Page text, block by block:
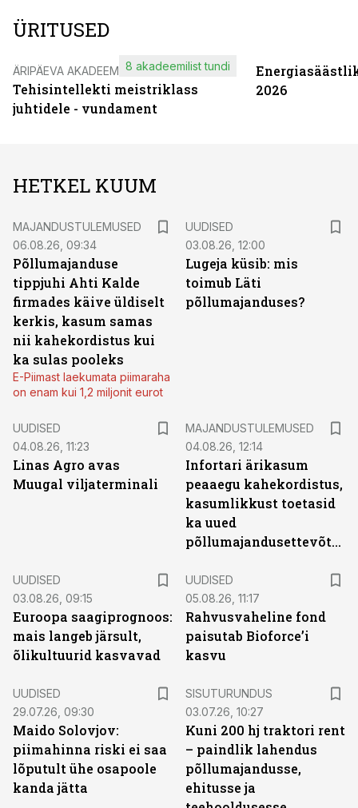
ÜRITUSED
ÄRIPÄEVA AKADEEMIA
Tehisintellekti meistriklass
juhtidele - vundament
8 akadeemilist tundi
2026
HETKEL KUUM
MAJANDUSTULEMUSED
06.08.26, 09:34
Põllumajanduse
tippjuhi Ahti Kalde
firmades käive üldiselt
kerkis, kasum samas
nii kahekordistus kui
ka sulas pooleks
E-Piimast laekumata piimaraha
on enam kui 1,2 miljonit eurot
UUDISED
03.08.26, 12:00
Lugeja küsib: mis
toimub Läti
põllumajanduses?
UUDISED
04.08.26, 11:23
Linas Agro avas
Muugal viljaterminali
MAJANDUSTULEMUSED
04.08.26, 12:14
Infortari ärikasum
peaaegu kahekordistus,
kasumlikkust toetasid
ka uued
põllumajandusettevõtted
UUDISED
03.08.26, 09:15
Euroopa saagiprognoos:
mais langeb järsult,
õlikultuurid kasvavad
UUDISED
05.08.26, 11:17
Rahvusvaheline fond
paisutab Bioforce’i
kasvu
UUDISED
29.07.26, 09:30
Maido Solovjov:
piimahinna riski ei saa
lõputult ühe osapoole
kanda jätta
SISUTURUNDUS
03.07.26, 10:27
Kuni 200 hj traktori rent
– paindlik lahendus
põllumajandusse,
ehitusse ja